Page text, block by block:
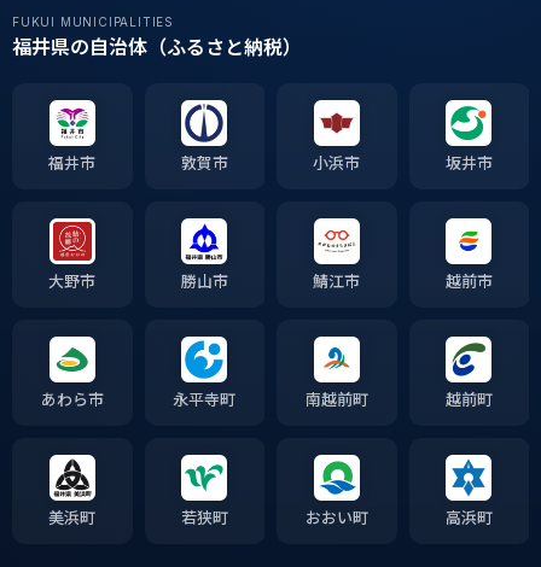
FUKUI MUNICIPALITIES
福井県の自治体（ふるさと納税）
福井市 敦賀市 小浜市 坂井市
大野市 勝山市 鯖江市 越前市
あわら市 永平寺町 南越前町 越前町
美浜町 若狭町 おおい町 高浜町